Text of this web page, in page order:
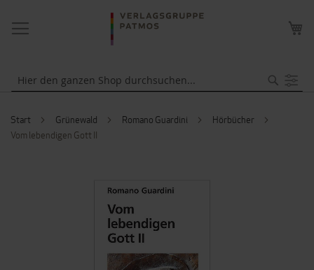
NAVIGATION
UMSCHALTEN
Start Grünewald Romano Guardini
Hörbücher
Vom lebendigen Gott II
DER